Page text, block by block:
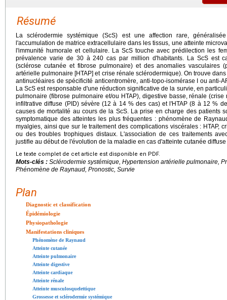
Résumé
La sclérodermie systémique (ScS) est une affection rare,
l'accumulation de matrice extracellulaire dans les tissus, une atteinte
l'immunité humorale et cellulaire. La ScS touche avec prédilection les
prévalence varie de 30 à 240 cas par million d'habitants. La ScS est
(sclérose cutanée et fibrose pulmonaire) et des anomalies vasculaires
artérielle pulmonaire [HTAP] et crise rénale sclérodermique). On trouve
antinucléaires de spécificité anticentromère, anti-topo-isomérase I ou anti-
La ScS est responsable d'une réduction significative de la survie, en
pulmonaire (fibrose pulmonaire et/ou HTAP), digestive basse, rénale
infiltrative diffuse (PID) sévère (12 à 14 % des cas) et l'HTAP (8 à 12 %
causes de mortalité au cours de la ScS. La prise en charge des patients
symptomatique des atteintes les plus fréquentes : phénomène de
myalgies, ainsi que sur le traitement des complications viscérales : HTAP,
ou des troubles trophiques distaux. L'association de ces traitements
justifie au début de l'évolution de la maladie en cas d'atteinte cutanée
Le texte complet de cet article est disponible en PDF.
Mots-clés : Sclérodermie systémique, Hypertension artérielle pulmonaire,
Phénomène de Raynaud, Pronostic, Survie
Plan
Diagnostic et classification
Épidémiologie
Physiopathologie
Manifestations cliniques
Phénomène de Raynaud
Atteinte cutanée
Atteinte pulmonaire
Atteinte digestive
Atteinte cardiaque
Atteinte rénale
Atteinte musculosquelettique
Grossesse et sclérodermie systémique